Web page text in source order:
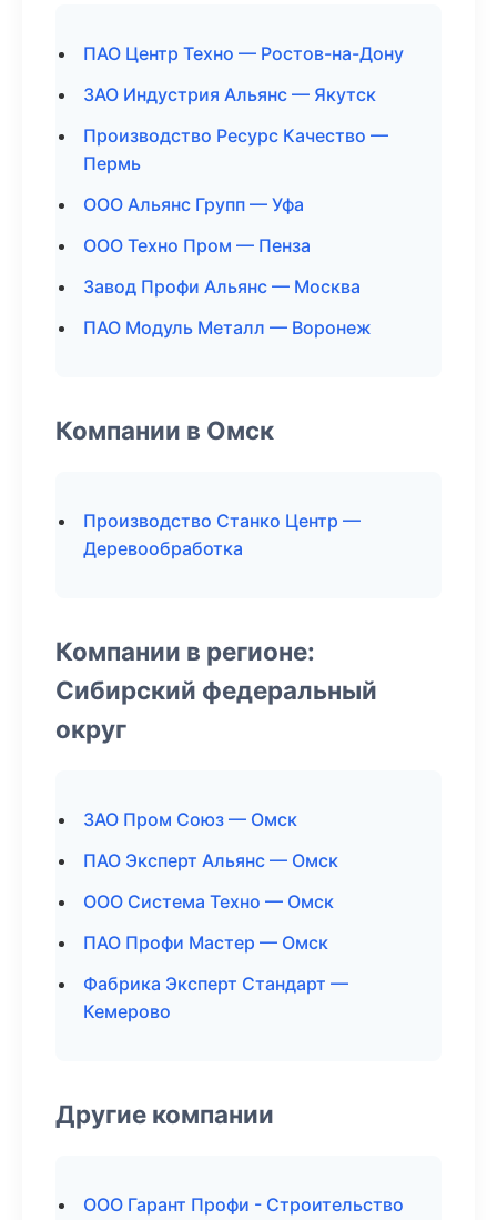
ПАО Центр Техно — Ростов-на-Дону
ЗАО Индустрия Альянс — Якутск
Производство Ресурс Качество —
Пермь
ООО Альянс Групп — Уфа
ООО Техно Пром — Пенза
Завод Профи Альянс — Москва
ПАО Модуль Металл — Воронеж
Компании в Омск
Производство Станко Центр —
Деревообработка
Компании в регионе:
Сибирский федеральный
округ
ЗАО Пром Союз — Омск
ПАО Эксперт Альянс — Омск
ООО Система Техно — Омск
ПАО Профи Мастер — Омск
Фабрика Эксперт Стандарт —
Кемерово
Другие компании
ООО Гарант Профи - Строительство